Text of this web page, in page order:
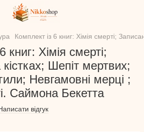
Комплект із 6 книг: Хімія смерті;
книг: Хімія смерті;
Шепіт мертвих;
Невгамовні мерці ;
Саймона Бекетта
відгук